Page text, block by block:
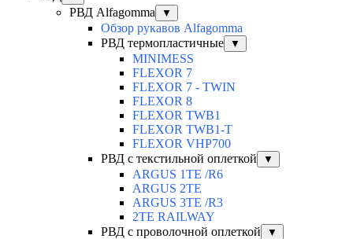
РВД Alfagomma ▼
Обзор рукавов Alfagomma
РВД термопластичные
▼
MINIMESS
FLEXOR 7
FLEXOR 7 - TWIN
FLEXOR 8
FLEXOR TWB1
FLEXOR TWB1-T
FLEXOR VHP700
РВД с текстильной оплеткой
▼
ARGUS 1TE /R6
ARGUS 2TЕ
ARGUS 3TE /R3
2TE RAILWAY
РВД с проволочной оплеткой
▼